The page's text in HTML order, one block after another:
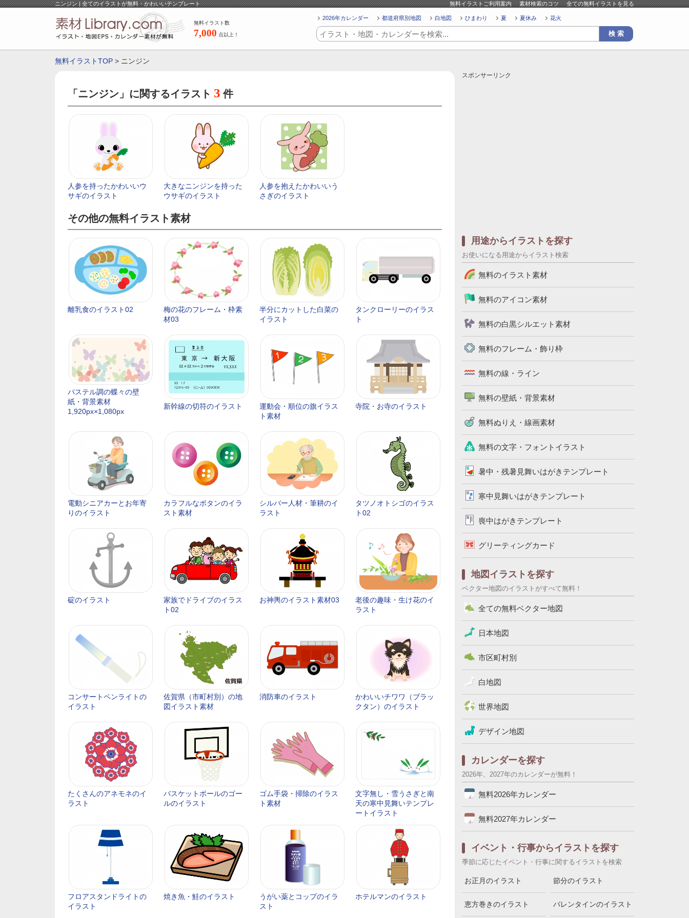
ニンジン | 全てのイラストが無料・かわいいテンプレート 無料イラストご利用案内 素材検索のコツ 全ての無料イラストを見る
無料イラスト数
7,000 点以上！
2026年カレンダー 都道府県別地図 白地図 ひまわり 夏 夏休み 花火
無料イラストTOP > ニンジン
「ニンジン」に関するイラスト 3 件
人参を持ったかわいいウ
サギのイラスト
大きなニンジンを持った
ウサギのイラスト
人参を抱えたかわいいう
さぎのイラスト
その他の無料イラスト素材
離乳食のイラスト02
梅の花のフレーム・枠素
材03
半分にカットした白菜の
イラスト
タンクローリーのイラス
ト
パステル調の蝶々の壁
紙・背景素材
1,920px×1,080px
新幹線の切符のイラスト
運動会・順位の旗イラス
ト素材
寺院・お寺のイラスト
電動シニアカーとお年寄
りのイラスト
カラフルなボタンのイラ
スト素材
シルバー人材・筆耕のイ
ラスト
タツノオトシゴのイラス
ト02
碇のイラスト
家族でドライブのイラス
ト02
お神輿のイラスト素材03
老後の趣味・生け花のイ
ラスト
コンサートペンライトの
イラスト
佐賀県（市町村別）の地
図イラスト素材
消防車のイラスト
かわいいチワワ（ブラッ
クタン）のイラスト
たくさんのアネモネのイ
ラスト
バスケットボールのゴー
ルのイラスト
ゴム手袋・掃除のイラス
ト素材
文字無し・雪うさぎと南
天の寒中見舞いテンプレ
ートイラスト
フロアスタンドライトの
イラスト
焼き魚・鮭のイラスト
うがい薬とコップのイラ
スト
ホテルマンのイラスト
スポンサーリンク
用途からイラストを探す
お使いになる用途からイラスト検索
無料のイラスト素材
無料のアイコン素材
無料の白黒シルエット素材
無料のフレーム・飾り枠
無料の線・ライン
無料の壁紙・背景素材
無料ぬりえ・線画素材
無料の文字・フォントイラスト
暑中・残暑見舞いはがきテンプレート
寒中見舞いはがきテンプレート
喪中はがきテンプレート
グリーティングカード
地図イラストを探す
ベクター地図のイラストがすべて無料！
全ての無料ベクター地図
日本地図
市区町村別
白地図
世界地図
デザイン地図
カレンダーを探す
2026年、2027年のカレンダーが無料！
無料2026年カレンダー
無料2027年カレンダー
イベント・行事からイラストを探す
季節に応じたイベント・行事に関するイラストを検索
お正月のイラスト 節分のイラスト
恵方巻きのイラスト バレンタインのイラスト